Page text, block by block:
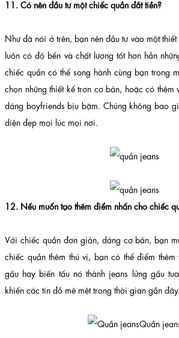
11. Có nên đầu tư một chiếc quần đắt tiền?
Như đã nói ở trên, bạn nên đầu tư vào một
luôn có độ bền và chất lượng tốt hơn hẳn
chiếc quần có thể song hành cùng bạn trong
chọn những thiết kế trơn cơ bản, hoặc có
dáng boyfriends bịu bặm. Chúng không bao
diện đẹp mọi lúc mọi nơi.
12. Nếu muốn tạo thêm điểm nhấn cho chiếc
Với chiếc quần đơn giản, dáng cơ bản, bạn
chiếc quần thêm thú vị, bạn có thể điểm
gấu hay biến tấu nó thành jeans lửng gấu
khiến các tín đồ mê mệt trong thời gian gần đây.